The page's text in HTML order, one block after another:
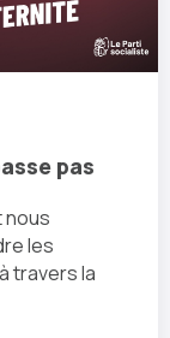
pas
nous
les
travers la